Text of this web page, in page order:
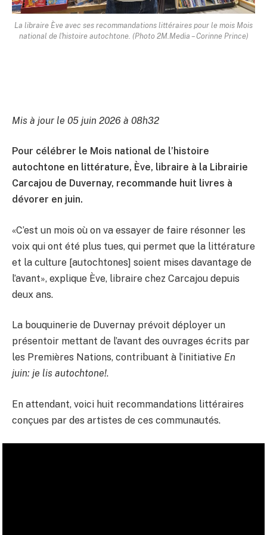
La libraire Ève avec ses recommandations littéraires pour le mois Mois
national de l'histoire autochtone. (Photo 2M.Media – Corinne Prince)
Mis à jour le 05 juin 2026 à 08h32
Pour célébrer le Mois national de l’histoire
autochtone en littérature, Ève, libraire à la Librairie
Carcajou de Duvernay, recommande huit livres à
dévorer en juin.
«C’est un mois où on va essayer de faire résonner les
voix qui ont été plus tues, qui permet que la littérature
et la culture [autochtones] soient mises davantage de
l’avant», explique Ève, libraire chez Carcajou depuis
deux ans.
La bouquinerie de Duvernay prévoit déployer un
présentoir mettant de l’avant des ouvrages écrits par
les Premières Nations, contribuant à l’initiative En
juin: je lis autochtone!.
En attendant, voici huit recommandations littéraires
conçues par des artistes de ces communautés.